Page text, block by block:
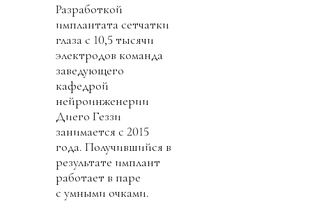
Разработкой
имплантата сетчатки
глаза с 10,5 тысячи
электродов команда
заведующего
кафедрой
нейроинженерии
Диего Геззи
занимается с 2015
года. Получившийся в
результате имплант
работает в паре
с умными очками.